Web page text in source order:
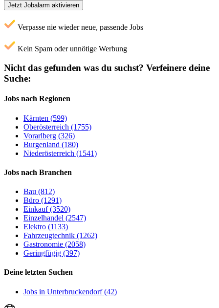
Jetzt Jobalarm aktivieren
Verpasse nie wieder neue, passende Jobs
Kein Spam oder unnötige Werbung
Nicht das gefunden was du suchst? Verfeinere deine
Suche:
Jobs nach Regionen
Kärnten (599)
Oberösterreich (1755)
Vorarlberg (326)
Burgenland (180)
Niederösterreich (1541)
Jobs nach Branchen
Bau (812)
Büro (1291)
Einkauf (3520)
Einzelhandel (2547)
Elektro (1133)
Fahrzeugtechnik (1262)
Gastronomie (2058)
Geringfügig (397)
Deine letzten Suchen
Jobs in Unterbruckendorf (42)